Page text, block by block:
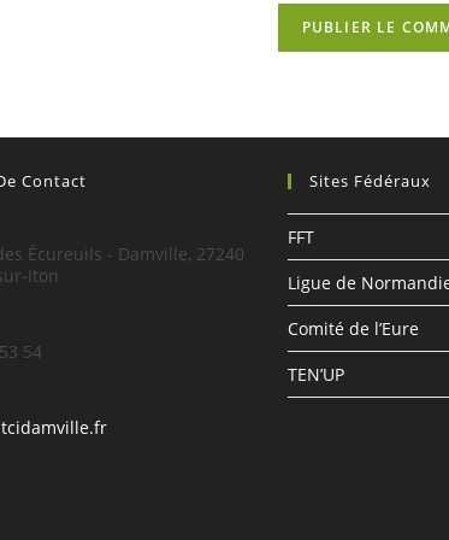
Contact
Écureuils - Damville, 27240
Iton
54
S’ouvre
Sites Fédéraux
FFT
Ligue de
Comité de l’Eure
TEN’UP